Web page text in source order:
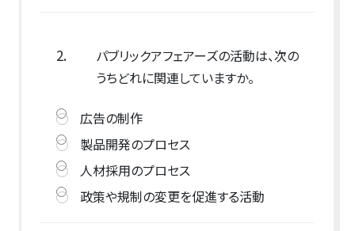
2.
パブリックアフェアーズの活動は、次の
うちどれに関連していますか。
広告の制作
製品開発のプロセス
人材採用のプロセス
政策や規制の変更を促進する活動